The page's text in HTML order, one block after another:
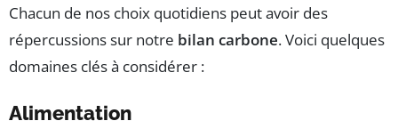
Chacun de nos choix quotidiens peut avoir des
répercussions sur notre bilan carbone. Voici quelques
domaines clés à considérer :
Alimentation